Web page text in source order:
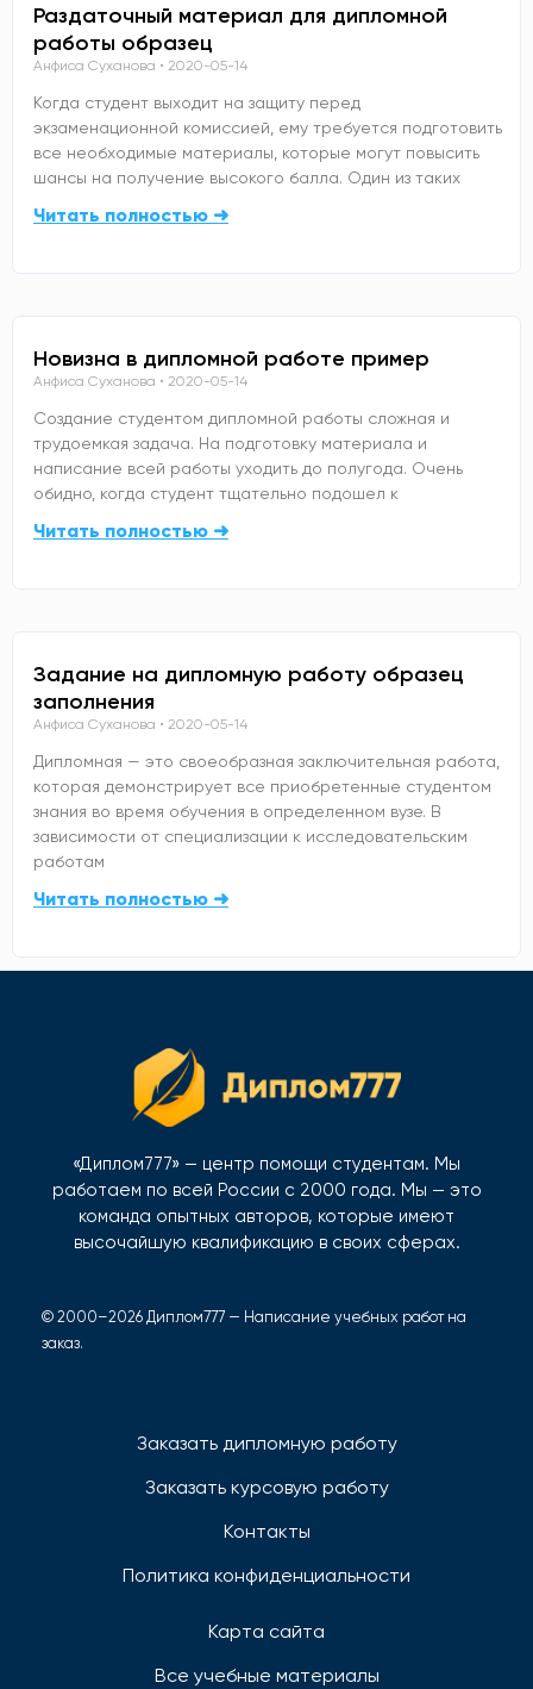
Раздаточный материал для дипломной
работы образец
Анфиса Суханова 2020-05-14
Когда студент выходит на защиту перед
экзаменационной комиссией, ему требуется подготовить
все необходимые материалы, которые могут повысить
шансы на получение высокого балла. Один из таких
Читать полностью ➜
Новизна в дипломной работе пример
Анфиса Суханова 2020-05-14
Создание студентом дипломной работы сложная и
трудоемкая задача. На подготовку материала и
написание всей работы уходить до полугода. Очень
обидно, когда студент тщательно подошел к
Читать полностью ➜
Задание на дипломную работу образец
заполнения
Анфиса Суханова 2020-05-14
Дипломная — это своеобразная заключительная работа,
которая демонстрирует все приобретенные студентом
знания во время обучения в определенном вузе. В
зависимости от специализации к исследовательским
работам
Читать полностью ➜
«Диплом777» — центр помощи студентам. Мы
работаем по всей России с 2000 года. Мы — это
команда опытных авторов, которые имеют
высочайшую квалификацию в своих сферах.
© 2000–2026 Диплом777 — Написание учебных работ на
заказ.
Заказать дипломную работу
Заказать курсовую работу
Контакты
Политика конфиденциальности
Карта сайта
Все учебные материалы